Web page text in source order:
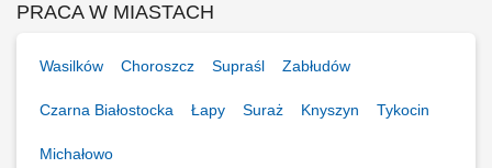
PRACA W MIASTACH
Wasilków Choroszcz Supraśl Zabłudów
Czarna Białostocka Łapy Suraż Knyszyn Tykocin
Michałowo